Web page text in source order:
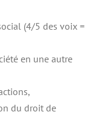
(4/5 des voix =
en une autre
du droit de